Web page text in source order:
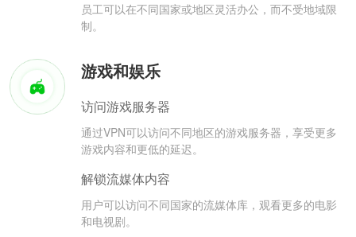
员工可以在不同国家或地区灵活办公，而不受地域限
制。
游戏和娱乐
访问游戏服务器
通过VPN可以访问不同地区的游戏服务器，享受更多
游戏内容和更低的延迟。
解锁流媒体内容
用户可以访问不同国家的流媒体库，观看更多的电影
和电视剧。